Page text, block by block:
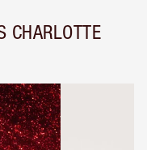
CHARLOTTE